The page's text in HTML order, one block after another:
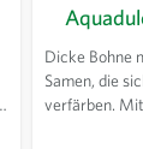
Dicke Bohne
Samen, die
verfärben.